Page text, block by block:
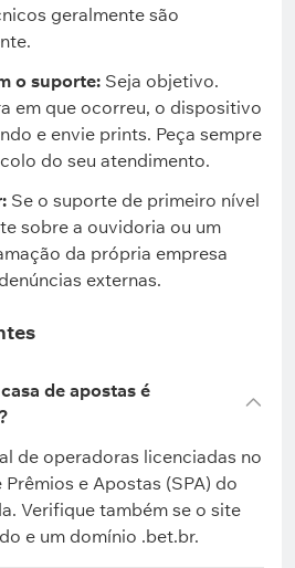
geralmente são
o suporte: Seja objetivo.
em que ocorreu, o dispositivo
e envie prints. Peça sempre
do seu atendimento.
Se o suporte de primeiro nível
sobre a ouvidoria ou um
da própria empresa
externas.
de apostas é
de operadoras licenciadas no
e Apostas (SPA) do
Verifique também se o site
e um domínio .bet.br.